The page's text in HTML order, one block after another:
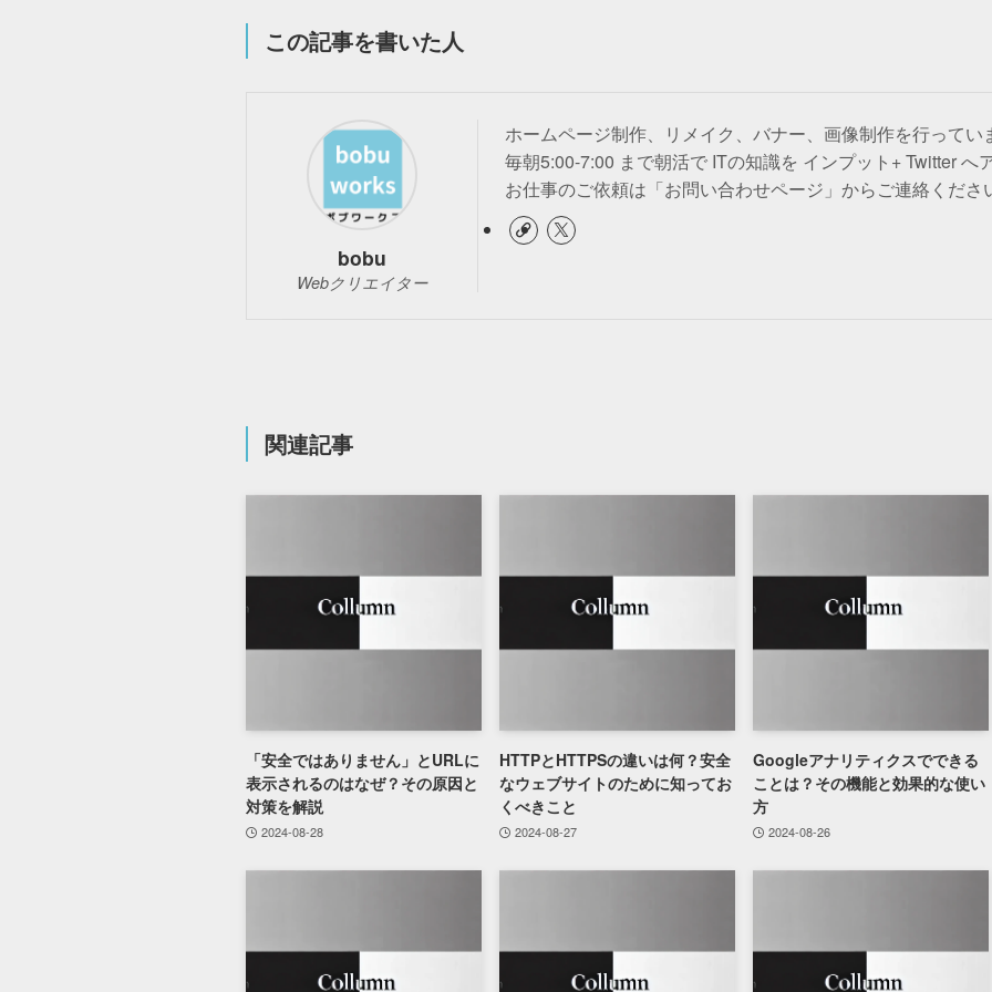
この記事を書いた人
bobu
Webクリエイター
ホームページ制作、リメイク、バナー、画像制作を行ってい
毎朝5:00-7:00 まで朝活で ITの知識を インプット+ Twitter へ
お仕事のご依頼は「お問い合わせページ」からご連絡くださ
関連記事
「安全ではありません」とURLに
表示されるのはなぜ？その原因と
対策を解説
2024-08-28
HTTPとHTTPSの違いは何？安全
なウェブサイトのために知ってお
くべきこと
2024-08-27
Googleアナリティクスでできる
ことは？その機能と効果的な使い
方
2024-08-26